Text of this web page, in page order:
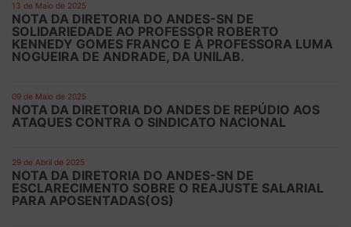
13 de Maio de 2025
NOTA DA DIRETORIA DO ANDES-SN DE
SOLIDARIEDADE AO PROFESSOR ROBERTO
KENNEDY GOMES FRANCO E À PROFESSORA LUMA
NOGUEIRA DE ANDRADE, DA UNILAB.
09 de Maio de 2025
NOTA DA DIRETORIA DO ANDES DE REPÚDIO AOS
ATAQUES CONTRA O SINDICATO NACIONAL
29 de Abril de 2025
NOTA DA DIRETORIA DO ANDES-SN DE
ESCLARECIMENTO SOBRE O REAJUSTE SALARIAL
PARA APOSENTADAS(OS)